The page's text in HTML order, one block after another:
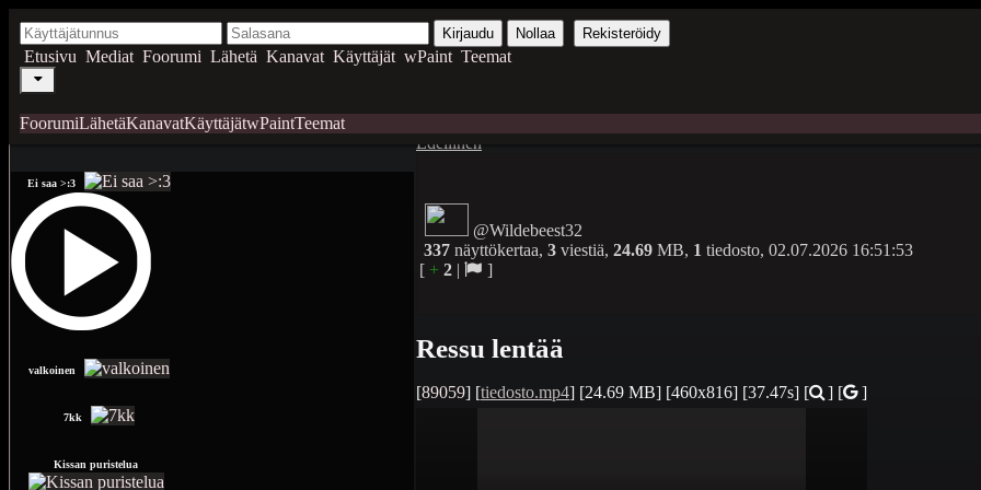
Kirjaudu Nollaa Rekisteröidy
Etusivu Mediat Foorumi Lähetä Kanavat Käyttäjät wPaint Teemat
FoorumiLähetäKanavatKäyttäjätwPaintTeemat
Ei saa >:3
valkoinen
7kk
Kissan puristelua
Edellinen
@Wildebeest32
337 näyttökertaa, 3 viestiä, 24.69 MB, 1 tiedosto, 02.07.2026 16:51:53
[ + 2 | ]
Ressu lentää
[89059] [tiedosto.mp4] [24.69 MB] [460x816] [37.47s] [ ] [ ]